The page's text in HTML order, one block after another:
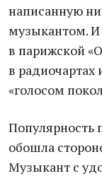
написанную
музыкантом. И
в парижской
в
«голосом
Популярность
обошла
Музыкант с